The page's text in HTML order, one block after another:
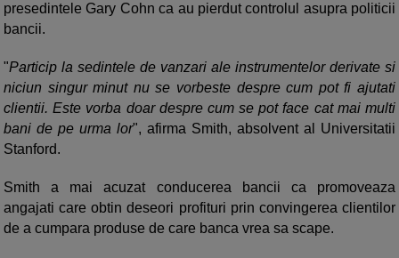
presedintele Gary Cohn ca au pierdut controlul asupra politicii
bancii.
"Particip la sedintele de vanzari ale instrumentelor derivate si
niciun singur minut nu se vorbeste despre cum pot fi ajutati
clientii. Este vorba doar despre cum se pot face cat mai multi
bani de pe urma lor", afirma Smith, absolvent al Universitatii
Stanford.
Smith a mai acuzat conducerea bancii ca promoveaza
angajati care obtin deseori profituri prin convingerea clientilor
de a cumpara produse de care banca vrea sa scape.